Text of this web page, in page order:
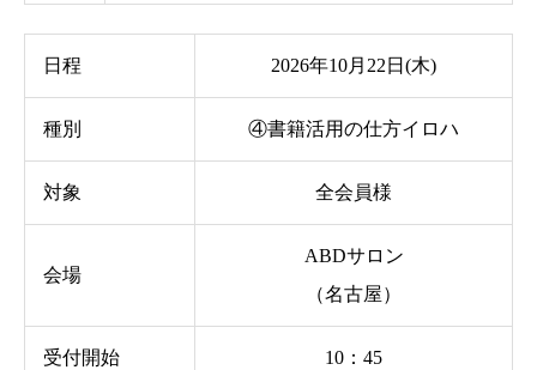
日程 2026年10月22日(木)
種別 ④書籍活用の仕方イロハ
対象 全会員様
会場
ABDサロン
（名古屋）
受付開始 10：45